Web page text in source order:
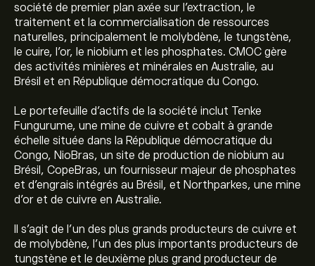
société de premier plan axée sur l'extraction, le
traitement et la commercialisation de ressources
naturelles, principalement le molybdène, le tungstène,
le cuire, l'or, le niobium et les phosphates. CMOC gère
des activités minières et minérales en Australie, au
Brésil et en République démocratique du Congo.
Le portefeuille d'actifs de la société inclut Tenke
Fungurume, une mine de cuivre et cobalt à grande
échelle située dans la République démocratique du
Congo, NioBras, un site de production de niobium au
Brésil, CopeBras, un fournisseur majeur de phosphates
et d'engrais intégrés au Brésil, et Northparkes, une mine
d'or et de cuivre en Australie.
Il s'agit de l'un des plus grands producteurs de cuivre et
de molybdène, l'un des plus importants producteurs de
tungstène et le deuxième plus grand producteur de